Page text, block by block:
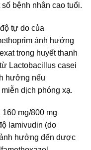
bệnh nhân cao tuổi.
tự do của
ảnh hưởng
trong huyết thanh
Lactobacillus casei
hưởng nếu
dịch phóng xạ.
mg/800 mg
lamivudin (do
hưởng đến dược